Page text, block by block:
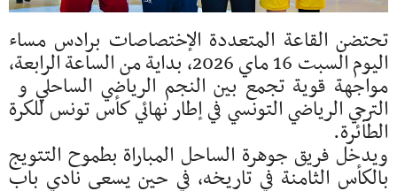
تحتضن القاعة المتعددة الإختصاصات برادس مساء
اليوم السبت 16 ماي 2026، بداية من الساعة الرابعة،
مواجهة قوية تجمع بين النجم الرياضي الساحلي و
الترجي الرياضي التونسي في إطار نهائي كأس تونس للكرة
الطائرة.
ويدخل فريق جوهرة الساحل المباراة بطموح التتويج
بالكأس الثامنة في تاريخه، في حين يسعى نادي باب